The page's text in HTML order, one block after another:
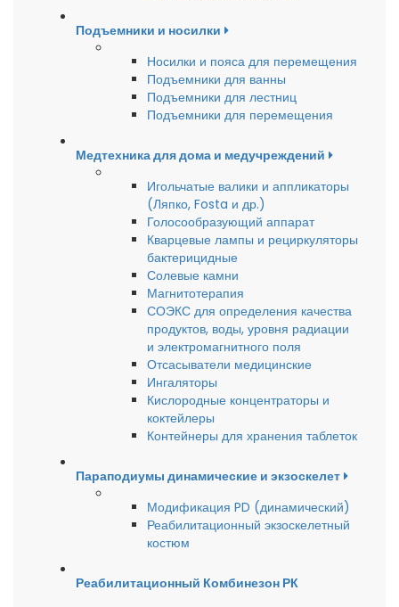
Подъемники и носилки
Носилки и пояса для перемещения
Подъемники для ванны
Подъемники для лестниц
Подъемники для перемещения
Медтехника для дома и медучреждений
Игольчатые валики и аппликаторы
(Ляпко, Fosta и др.)
Голосообразующий аппарат
Кварцевые лампы и рециркуляторы
бактерицидные
Солевые камни
Магнитотерапия
СОЭКС для определения качества
продуктов, воды, уровня радиации
и электромагнитного поля
Отсасыватели медицинские
Ингаляторы
Кислородные концентраторы и
коктейлеры
Контейнеры для хранения таблеток
Параподиумы динамические и экзоскелет
Модификация PD (динамический)
Реабилитационный экзоскелетный
костюм
Реабилитационный Комбинезон РК